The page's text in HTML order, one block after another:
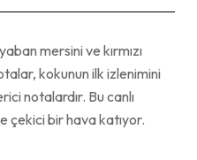
mersini ve kırmızı
kokunun ilk izlenimini
notalardır. Bu canlı
çekici bir hava katıyor.